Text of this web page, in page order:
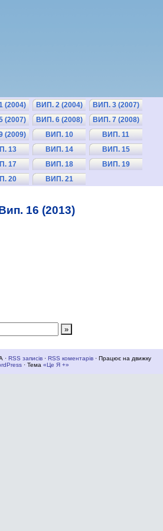
(2004) ВИП. 2 (2004)
ВИП. 3 (2007)
(2007) ВИП. 6 (2008)
ВИП. 7 (2008)
(2009)
ВИП. 10
(2010)
ВИП. 11
(2010)
13
ВИП. 14
(2012)
ВИП. 15
(2012)
17
ВИП. 18
(2014)
ВИП. 19
20
ВИП. 21
16 (2013)
· RSS записів· RSS коментарів· Працює на движку
· Тема «Це Я +»